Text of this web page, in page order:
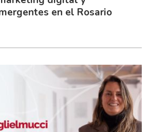
en el Rosario